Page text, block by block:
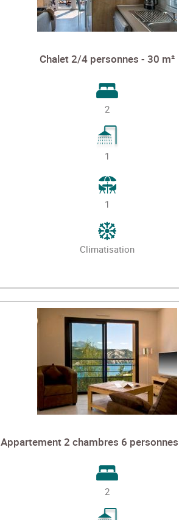
Chalet 2/4 personnes - 30 m²
2
1
1
Climatisation
Appartement 2 chambres 6
2